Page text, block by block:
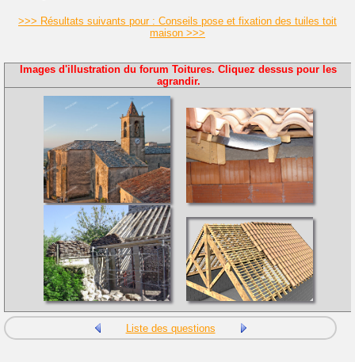
>>> Résultats suivants pour : Conseils pose et fixation des tuiles toit
maison >>>
Images d'illustration du forum Toitures. Cliquez dessus pour les
agrandir.
Liste des questions